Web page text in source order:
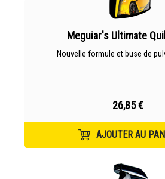
Meguiar's Ultimate
Nouvelle formule et buse de
26,85 €
AJOUTER AU